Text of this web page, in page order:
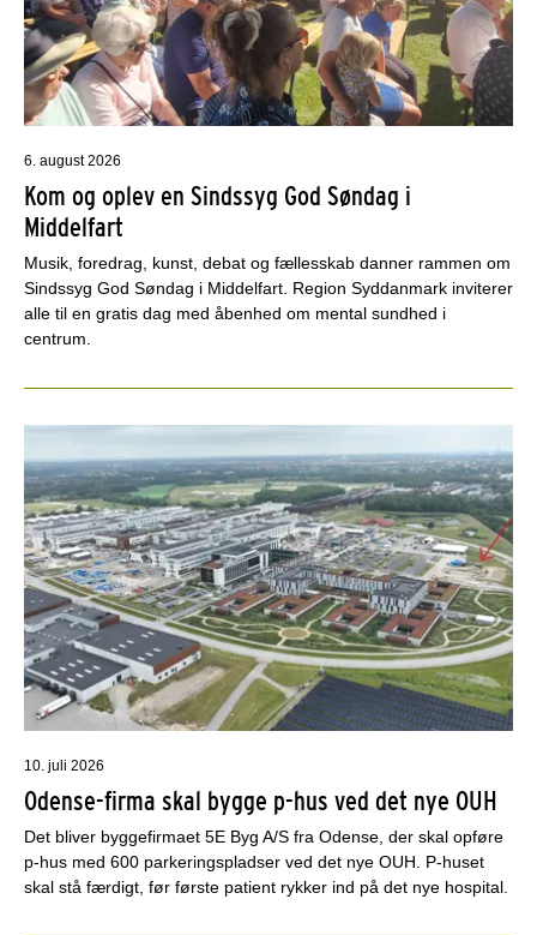
6. august 2026
Kom og oplev en Sindssyg God Søndag i
Middelfart
Musik, foredrag, kunst, debat og fællesskab danner rammen om
Sindssyg God Søndag i Middelfart. Region Syddanmark inviterer
alle til en gratis dag med åbenhed om mental sundhed i
centrum.
10. juli 2026
Odense-firma skal bygge p-hus ved det nye OUH
Det bliver byggefirmaet 5E Byg A/S fra Odense, der skal opføre
p-hus med 600 parkeringspladser ved det nye OUH. P-huset
skal stå færdigt, før første patient rykker ind på det nye hospital.